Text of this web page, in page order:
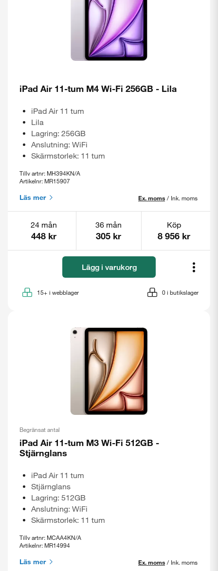
iPad Air 11-tum M4 Wi-Fi 256GB - Lila
iPad Air 11 tum
Lila
Lagring: 256GB
Anslutning: WiFi
Skärmstorlek: 11 tum
Tillv artnr: MH394KN/A
Artikelnr: MR15907
Läs mer Ex. moms / Ink. moms
24 mån
448 kr
36 mån
305 kr
Köp
8 956 kr
Lägg i varukorg
15+ i webblager 0 i butikslager
Begränsat antal
iPad Air 11-tum M3 Wi-Fi 512GB -
Stjärnglans
iPad Air 11 tum
Stjärnglans
Lagring: 512GB
Anslutning: WiFi
Skärmstorlek: 11 tum
Tillv artnr: MCAA4KN/A
Artikelnr: MR14994
Läs mer Ex. moms / Ink. moms